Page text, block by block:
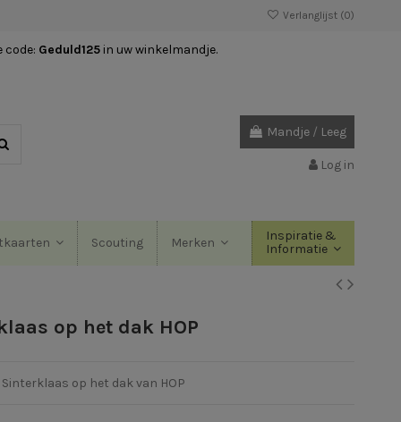
Verlanglijst (0)
code: Geduld125 in uw winkelmandje.
Mandje / Leeg
Log in
Scouting Merken
Inspiratie &
Informatie
op het dak HOP
op het dak van HOP